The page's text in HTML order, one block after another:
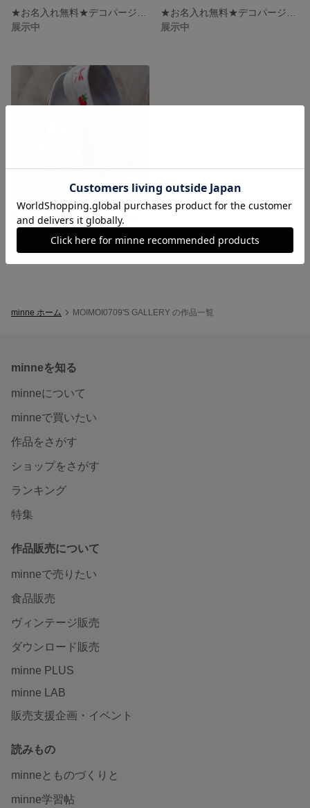
展示中
展示中
展示中
minne ホーム MOIMOI0709'S GALLERY の作品一覧
minneを知る
minneについて
minneで買いたい
作品をさがす
ショップをさがす
ランキング
特集
作品販売について
minneで売りたい
食品販売
ヴィンテージ販売
ダウンロード販売
minne PLUS
minne LAB
販売支援企画・イベント
読みもの
minneとものづくりと
minne学習帖